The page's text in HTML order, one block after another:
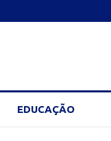
EDUCAÇÃO